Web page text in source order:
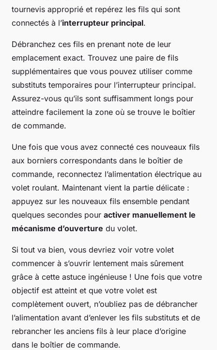
tournevis approprié et repérez les fils qui sont
connectés à l’interrupteur principal.
Débranchez ces fils en prenant note de leur
emplacement exact. Trouvez une paire de fils
supplémentaires que vous pouvez utiliser comme
substituts temporaires pour l’interrupteur principal.
Assurez-vous qu’ils sont suffisamment longs pour
atteindre facilement la zone où se trouve le boîtier
de commande.
Une fois que vous avez connecté ces nouveaux fils
aux borniers correspondants dans le boîtier de
commande, reconnectez l’alimentation électrique au
volet roulant. Maintenant vient la partie délicate :
appuyez sur les nouveaux fils ensemble pendant
quelques secondes pour activer manuellement le
mécanisme d’ouverture du volet.
Si tout va bien, vous devriez voir votre volet
commencer à s’ouvrir lentement mais sûrement
grâce à cette astuce ingénieuse ! Une fois que votre
objectif est atteint et que votre volet est
complètement ouvert, n’oubliez pas de débrancher
l’alimentation avant d’enlever les fils substituts et de
rebrancher les anciens fils à leur place d’origine
dans le boîtier de commande.